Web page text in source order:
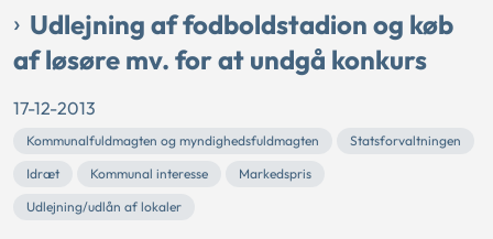
Udlejning af fodboldstadion og køb
af løsøre mv. for at undgå konkurs
17-12-2013
Kommunalfuldmagten og myndighedsfuldmagten
Statsforvaltningen
Idræt
Kommunal interesse
Markedspris
Udlejning/udlån af lokaler